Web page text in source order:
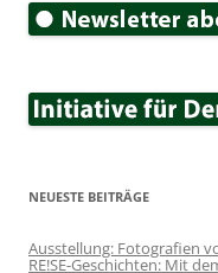
NEUESTE BEITRÄGE
Ausstellung: Fotografien
RE!SE-Geschichten: Mit